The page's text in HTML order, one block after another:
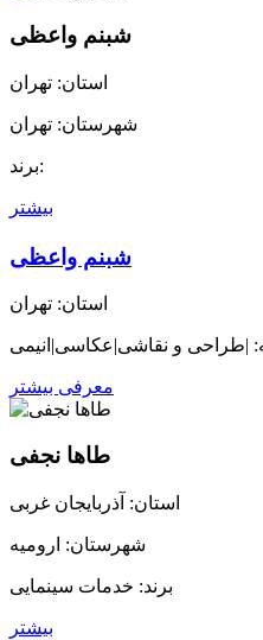
شبنم واعظی
استان: تهران
شهرستان: تهران
برند:
بیشتر
شبنم واعظی
استان: تهران
معرفی بیشتر
طاها نجفی
استان: آذربایجان غربی
شهرستان: ارومیه
برند: خدمات سینمایی
بیشتر